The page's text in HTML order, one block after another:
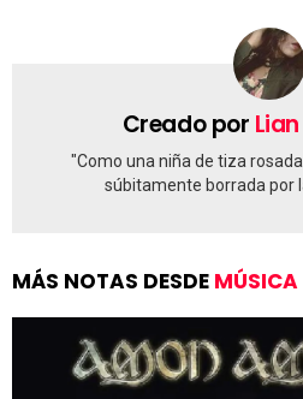
Creado por
"Como una niña de tiza
súbitamente borrada por
MÁS NOTAS DESDE MÚSICA